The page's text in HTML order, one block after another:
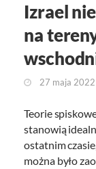
Izrael
na
27 maja 2022
Teorie
stanowią
ostatnim
można było